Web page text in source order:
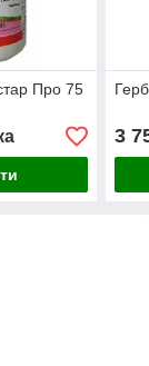
Про 75
3